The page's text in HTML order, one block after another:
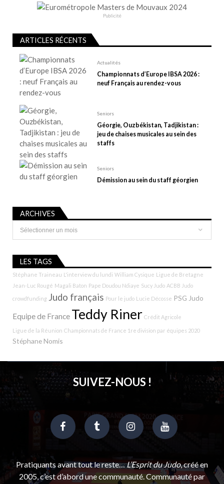
’
a
Publicité
ARTICLES RÉCENTS
Actualités
Championnats d’Europe IBSA 2026 :
neuf Français au rendez-vous
Seniors
Géorgie, Ouzbékistan, Tadjikistan :
jeu de chaises musicales au sein des
staffs
Seniors
Démission au sein du staff géorgien
ARCHIVES
Archives
LES TAGS
Stéphane Traineau L'interview du lundi William Cysique Ligue de Bretagne
Jean-Luc Rougé Magali Baton Pape Doudou Ndiaye Sucy Judo ACBB Judo
crowdfunding Judo français Pour le judo Lucie Décosse PSG Judo
Equipe de France Teddy Riner Crédit Agricole
Ligue de la Réunion Championnats de France 1re division par équipes 2020
Stéphane Nomis
SUIVEZ-NOUS !
Pratiquants avant tout le reste…L’Esprit du Judo, créé en
2005, c’est d’abord une communauté. Communauté par